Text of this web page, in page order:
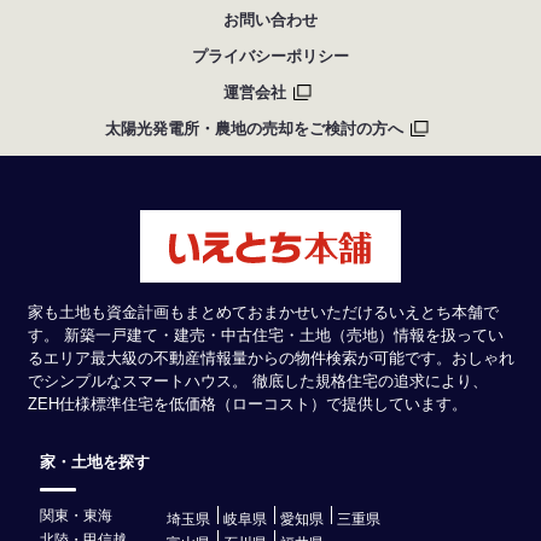
お問い合わせ
プライバシーポリシー
運営会社
太陽光発電所・農地の売却をご検討の方へ
家も土地も資金計画もまとめておまかせいただけるいえとち本舗で
す。 新築一戸建て・建売・中古住宅・土地（売地）情報を扱ってい
るエリア最大級の不動産情報量からの物件検索が可能です。おしゃれ
でシンプルなスマートハウス。 徹底した規格住宅の追求により、
ZEH仕様標準住宅を低価格（ローコスト）で提供しています。
家・土地を探す
関東・東海 埼玉県 岐阜県 愛知県
三重県